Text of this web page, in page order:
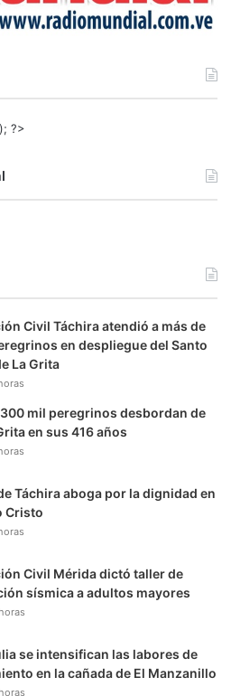
?>
Civil Táchira atendió a más de
en despliegue del Santo
La Grita
mil peregrinos desbordan de
en sus 416 años
Táchira aboga por la dignidad en
Cristo
Civil Mérida dictó taller de
sísmica a adultos mayores
se intensifican las labores de
en la cañada de El Manzanillo